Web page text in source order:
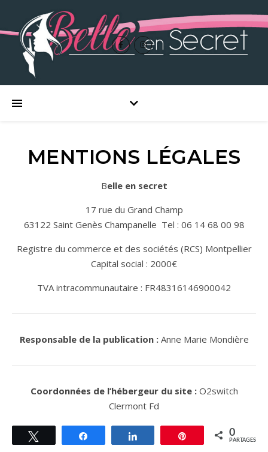
MENTIONS LÉGALES
Belle en secret
17 rue du Grand Champ
63122 Saint Genès Champanelle Tel : 06 14 68 00 98
Registre du commerce et des sociétés (RCS) Montpellier
Capital social : 2000€
TVA intracommunautaire : FR48316146900042
Responsable de la publication : Anne Marie Mondière
Coordonnées de l’hébergeur du site : O2switch
Clermont Fd
Épingle 0
PARTAGES